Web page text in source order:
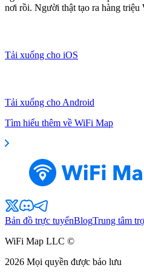
nơi rồi. Người thật tạo ra hàng triệu
Tải xuống cho iOS
Tải xuống cho Android
Tìm hiểu thêm về WiFi Map
Bản đồ trực tuyếnBlogTrung tâm
WiFi Map LLC ©
2026 Mọi quyền được bảo lưu